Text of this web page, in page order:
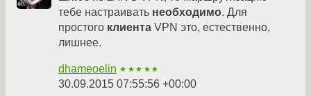
тебе настраивать необходимо. Для
простого клиента VPN это, естественно,
лишнее.
dhameoelin ★★★★★
30.09.2015 07:55:56 +00:00